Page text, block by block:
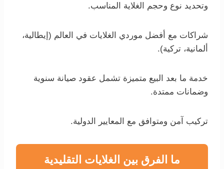
وتحديد نوع وحجم الغلاية المناسب.
شراكات مع أفضل موردي الغلايات في العالم (إيطالية،
ألمانية، تركية).
خدمة ما بعد البيع متميزة تشمل عقود صيانة سنوية
وضمانات ممتدة.
تركيب آمن ومتوافق مع المعايير الدولية.
ما الفرق بين الغلايات التقليدية